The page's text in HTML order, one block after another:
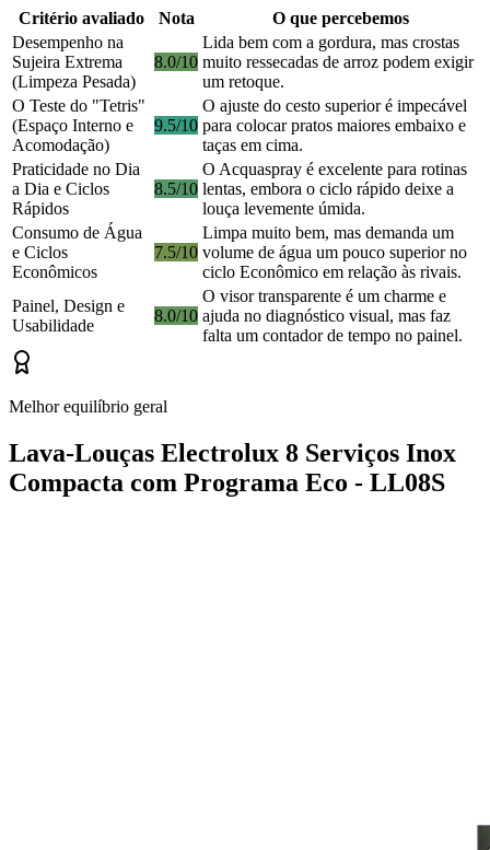
Critério avaliado Nota
O que percebemos
Desempenho na
Sujeira Extrema
(Limpeza Pesada)
8.0/10
Lida bem com a gordura, mas crostas
muito ressecadas de arroz podem exigir
um retoque.
O Teste do "Tetris"
(Espaço Interno e
Acomodação)
9.5/10
O ajuste do cesto superior é impecável
para colocar pratos maiores embaixo e
taças em cima.
Praticidade no Dia
a Dia e Ciclos
Rápidos
8.5/10
O Acquaspray é excelente para rotinas
lentas, embora o ciclo rápido deixe a
louça levemente úmida.
Consumo de Água
e Ciclos
Econômicos
7.5/10
Limpa muito bem, mas demanda um
volume de água um pouco superior no
ciclo Econômico em relação às rivais.
Painel, Design e
Usabilidade
8.0/10
O visor transparente é um charme e
ajuda no diagnóstico visual, mas faz
falta um contador de tempo no painel.
Melhor equilíbrio geral
Lava-Louças Electrolux 8 Serviços Inox
Compacta com Programa Eco - LL08S